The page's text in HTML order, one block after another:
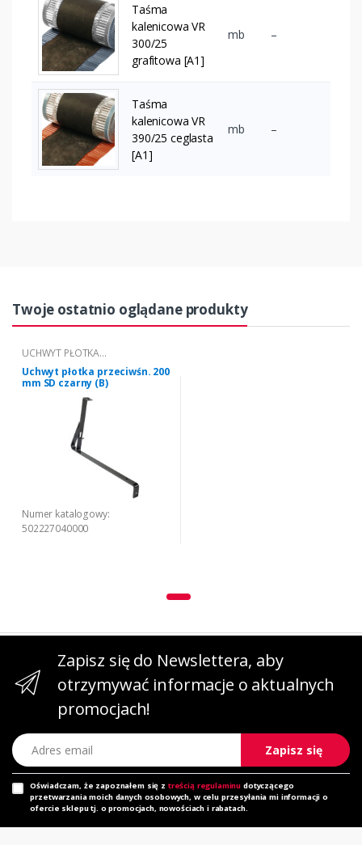
Taśma
kalenicowa VR
300/25
grafitowa [A1]
mb –
Taśma
kalenicowa VR
390/25 ceglasta
[A1]
mb –
Twoje ostatnio oglądane produkty
UCHWYT PŁOTKA
PRZECIWŚNIEGOWEGO "SD" 200
(B)
Uchwyt płotka przeciwśn. 200
mm SD czarny (B)
Numer katalogowy:
502227040000
Zapisz się do Newslettera, aby
otrzymywać informacje o aktualnych
promocjach!
Adres email
Zapisz się
Oświadczam, że zapoznałem się z treścią regulaminu dotyczącego
przetwarzania moich danych osobowych, w celu przesyłania mi informacji o
ofercie sklepu tj. o promocjach, nowościach i rabatach.